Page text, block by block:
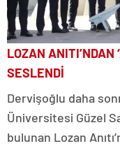
LOZAN ANITI’NDAN
SESLENDİ
Dervişoğlu daha
Üniversitesi Güzel
bulunan Lozan